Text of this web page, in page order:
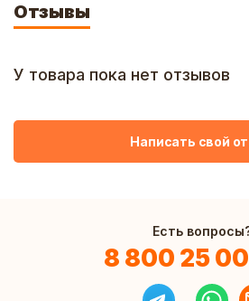
Отзывы
У товара пока нет отзывов
Написать свой
Есть
8 800 25